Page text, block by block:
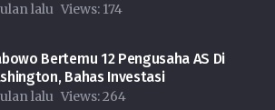
lalu Views: 174
Bertemu 12 Pengusaha AS Di
Bahas Investasi
lalu Views:264